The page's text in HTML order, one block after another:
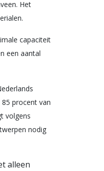
Het
capaciteit
een aantal
procent van
volgens
nodig
alleen